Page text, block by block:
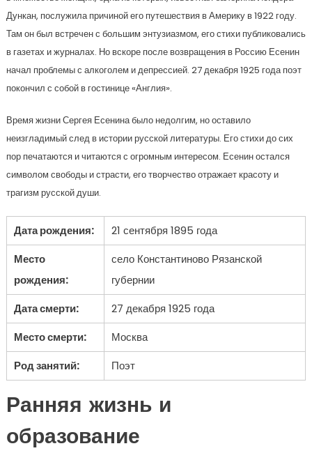
Дункан, послужила причиной его путешествия в Америку в 1922 году.
Там он был встречен с большим энтузиазмом, его стихи публиковались
в газетах и журналах. Но вскоре после возвращения в Россию Есенин
начал проблемы с алкоголем и депрессией. 27 декабря 1925 года поэт
покончил с собой в гостинице «Англия».
Время жизни Сергея Есенина было недолгим, но оставило
неизгладимый след в истории русской литературы. Его стихи до сих
пор печатаются и читаются с огромным интересом. Есенин остался
символом свободы и страсти, его творчество отражает красоту и
трагизм русской души.
Дата рождения:
21 сентября 1895 года
Место
рождения:
село Константиново Рязанской
губернии
Дата смерти:
27 декабря 1925 года
Место смерти:
Москва
Род занятий:
Поэт
Ранняя жизнь и
образование